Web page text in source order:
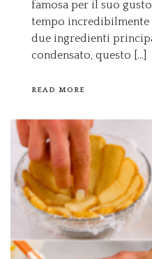
famosa per il suo
tempo incredibilmente
due ingredienti
condensato, questo […]
READ MORE